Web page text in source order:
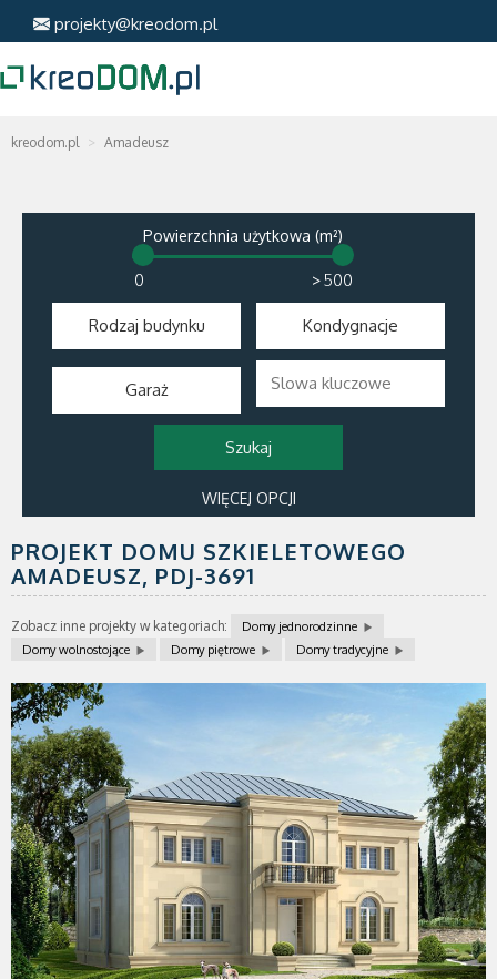
projekty@kreodom.pl
kreodom.pl Amadeusz
Powierzchnia użytkowa (m²)
>
Rodzaj budynku Kondygnacje
Garaż
WIĘCEJ OPCJI
PROJEKT DOMU SZKIELETOWEGO
AMADEUSZ, PDJ-3691
Zobacz inne projekty w kategoriach:
Domy jednorodzinne
Domy wolnostojące
Domy piętrowe Domy tradycyjne